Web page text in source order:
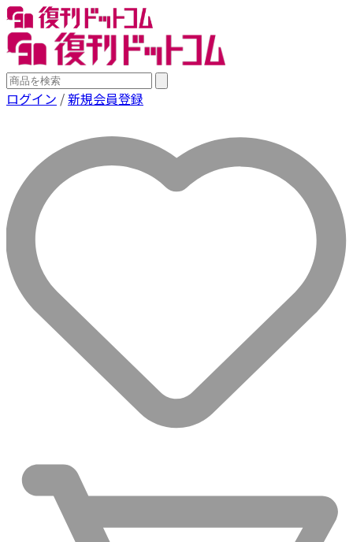
ログイン /新規会員登録